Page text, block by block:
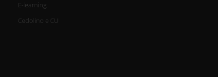
E-learning
Cedolino e CU